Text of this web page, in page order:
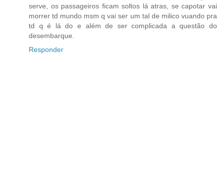
serve, os passageiros ficam soltos lá atras, se capotar vai
morrer td mundo msm q vai ser um tal de milico vuando pra
td q é lá do e além de ser complicada a questão do
desembarque.
Responder